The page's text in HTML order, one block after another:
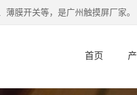
膜开关等，是广州触摸屏厂家。
首页